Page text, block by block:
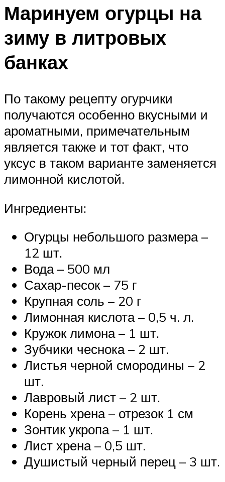
Маринуем огурцы на
зиму в литровых
банках
По такому рецепту огурчики
получаются особенно вкусными и
ароматными, примечательным
является также и тот факт, что
уксус в таком варианте заменяется
лимонной кислотой.
Ингредиенты:
Огурцы небольшого размера –
12 шт.
Вода – 500 мл
Сахар-песок – 75 г
Крупная соль – 20 г
Лимонная кислота – 0,5 ч. л.
Кружок лимона – 1 шт.
Зубчики чеснока – 2 шт.
Листья черной смородины – 2
шт.
Лавровый лист – 2 шт.
Корень хрена – отрезок 1 см
Зонтик укропа – 1 шт.
Лист хрена – 0,5 шт.
Душистый черный перец – 3 шт.